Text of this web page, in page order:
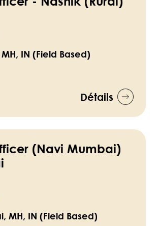
IN (Field Based)
Détails
(Navi Mumbai)
MH, IN (Field Based)